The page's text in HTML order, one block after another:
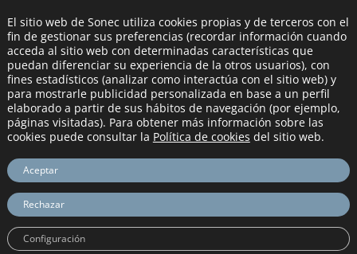
correo electrónico de contacto esrgpd@sonec.es.
Asimismo, le informamos que en el tratamiento de
datos en materia de gestión de Usuarios, Clientes y
Proveedores, no existen entidades Corresponsables
del Tratamiento.
¿Qué tipo de datos tenemos sobre su persona y
cómo los hemos obtenido?
Las categorías de datos personales que
DESARROLLOS QUIMICOS CASTELLANOS, S.L. trata
sobre son:
El sitio web de Sonec utiliza cookies propias y de terceros con el
fin de gestionar sus preferencias (recordar información cuando
acceda al sitio web con determinadas características que
puedan diferenciar su experiencia de la otros usuarios), con
fines estadísticos (analizar como interactúa con el sitio web) y
para mostrarle publicidad personalizada en base a un perfil
elaborado a partir de sus hábitos de navegación (por ejemplo,
páginas visitadas). Para obtener más información sobre las
cookies puede consultar la Política de cookies del sitio web.
Aceptar
Rechazar
Configuración